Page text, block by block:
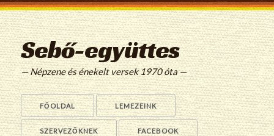
Sebő-együttes
— Népzene és énekelt versek 1970 óta —
FŐOLDAL LEMEZEINK
SZERVEZŐKNEK FACEBOOK